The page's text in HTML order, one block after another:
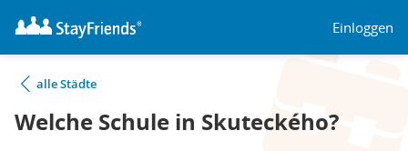
Einloggen
alle Städte
Welche Schule in Skuteckého?